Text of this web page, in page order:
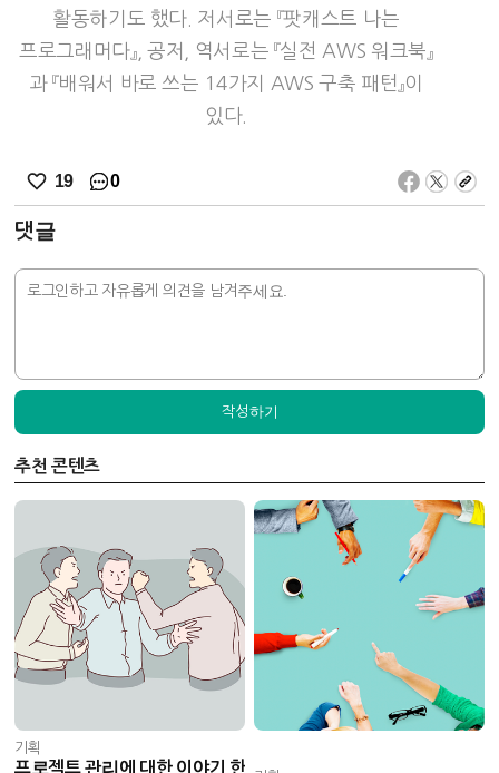
활동하기도 했다. 저서로는 『팟캐스트 나는
프로그래머다』, 공저, 역서로는 『실전 AWS 워크북』
과『배워서 바로 쓰는 14가지 AWS 구축 패턴』이
있다.
19 0
댓글
작성하기
추천 콘텐츠
기획
프로젝트 관리에 대한 이야기 한